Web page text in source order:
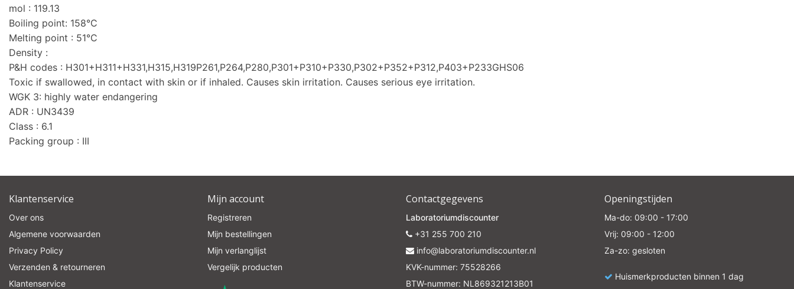
mol : 119.13
Boiling point: 158°C
Melting point : 51°C
Density :
P&H codes : H301+H311+H331,H315,H319P261,P264,P280,P301+P310+P330,P302+P352+P312,P403+P233GHS06
Toxic if swallowed, in contact with skin or if inhaled. Causes skin irritation. Causes serious eye irritation.
WGK 3: highly water endangering
ADR : UN3439
Class : 6.1
Packing group : III
Klantenservice
Over ons
Algemene voorwaarden
Privacy Policy
Verzenden & retourneren
Klantenservice
Mijn account
Registreren
Mijn bestellingen
Mijn verlanglijst
Vergelijk producten
Contactgegevens
Laboratoriumdiscounter
+31 255 700 210
info@laboratoriumdiscounter.nl
KVK-nummer: 75528266
BTW-nummer: NL869321213B01
Openingstijden
Ma-do: 09:00 - 17:00
Vrij: 09:00 - 12:00
Za-zo: gesloten
Huismerkproducten binnen 1 dag